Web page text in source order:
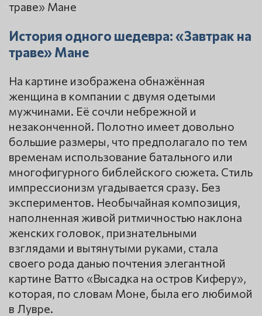
История одного шедевра: «Завтрак на
траве» Мане
На картине изображена обнажённая
женщина в компании с двумя одетыми
мужчинами. Её сочли небрежной и
незаконченной. Полотно имеет довольно
большие размеры, что предполагало по тем
временам использование батального или
многофигурного библейского сюжета. Стиль
импрессионизм угадывается сразу. Без
экспериментов. Необычайная композиция,
наполненная живой ритмичностью наклона
женских головок, признательными
взглядами и вытянутыми руками, стала
своего рода данью почтения элегантной
картине Ватто «Высадка на остров Киферу»,
которая, по словам Моне, была его любимой
в Лувре.